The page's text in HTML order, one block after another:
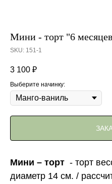
Мини - торт "6
SKU: 151-1
3 100 ₽
Выберите начинку:
Мини – торт - торт
диаметр 14 см. /